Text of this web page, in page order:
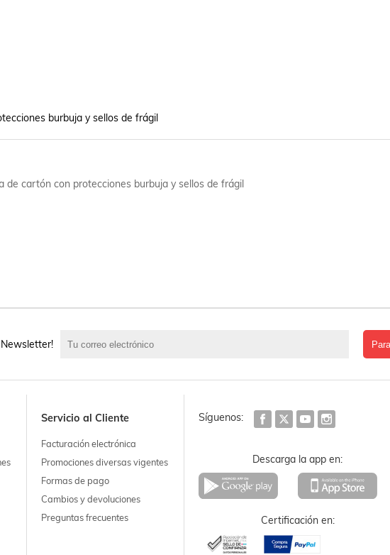
burbuja y sellos de frágil
de cartón con protecciones burbuja y sellos de frágil
Servicio al Cliente
Facturación electrónica
Promociones diversas vigentes
Formas de pago
Cambios y devoluciones
Preguntas frecuentes
Síguenos:
Descarga la app en:
Certificación en: